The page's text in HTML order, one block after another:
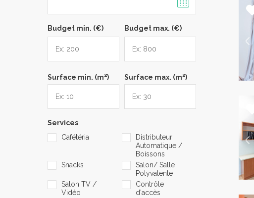
Budget min. (€) Budget max. (€)
Surface min. (m2) Surface max. (m2)
Services
Cafétéria
Distributeur
Automatique /
Boissons
Snacks
Salon/ Salle
Polyvalente
Salon TV /
Vidéo
Contrôle
d'accès